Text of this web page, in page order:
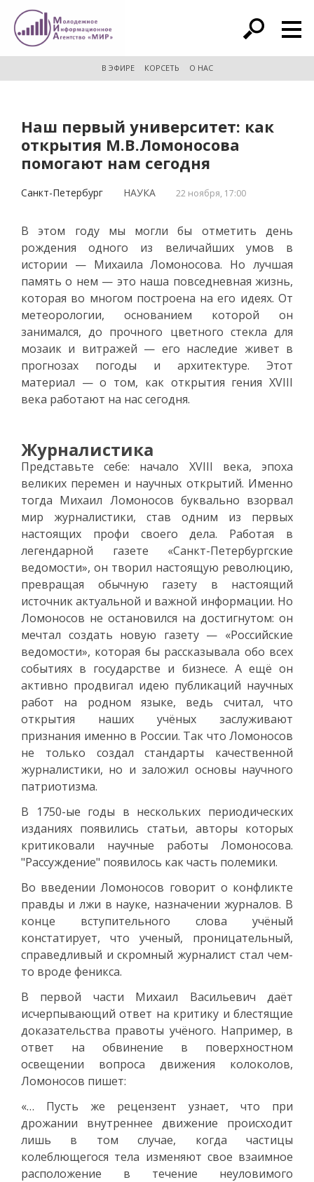
расширенный поиск
В ЭФИРЕ КОРСЕТЬ О НАС
Наш первый университет: как
открытия М.В.Ломоносова
помогают нам сегодня
Санкт-Петербург НАУКА 22 ноября, 17:00
В этом году мы могли бы отметить день
рождения одного из величайших умов в
истории — Михаила Ломоносова. Но лучшая
память о нем — это наша повседневная жизнь,
которая во многом построена на его идеях. От
метеорологии, основанием которой он
занимался, до прочного цветного стекла для
мозаик и витражей — его наследие живет в
прогнозах погоды и архитектуре. Этот
материал — о том, как открытия гения XVIII
века работают на нас сегодня.
Журналистика
Представьте себе: начало XVIII века, эпоха
великих перемен и научных открытий. Именно
тогда Михаил Ломоносов буквально взорвал
мир журналистики, став одним из первых
настоящих профи своего дела. Работая в
легендарной газете «Санкт-Петербургские
ведомости», он творил настоящую революцию,
превращая обычную газету в настоящий
источник актуальной и важной информации. Но
Ломоносов не остановился на достигнутом: он
мечтал создать новую газету — «Российские
ведомости», которая бы рассказывала обо всех
событиях в государстве и бизнесе. А ещё он
активно продвигал идею публикаций научных
работ на родном языке, ведь считал, что
открытия наших учёных заслуживают
признания именно в России. Так что Ломоносов
не только создал стандарты качественной
журналистики, но и заложил основы научного
патриотизма.
В 1750-ые годы в нескольких периодических
изданиях появились статьи, авторы которых
критиковали научные работы Ломоносова.
"Рассуждение" появилось как часть полемики.
Во введении Ломоносов говорит о конфликте
правды и лжи в науке, назначении журналов. В
конце вступительного слова учёный
констатирует, что ученый, проницательный,
справедливый и скромный журналист стал чем-
то вроде феникса.
В первой части Михаил Васильевич даёт
исчерпывающий ответ на критику и блестящие
доказательства правоты учёного. Например, в
ответ на обвинение в поверхностном
освещении вопроса движения колоколов,
Ломоносов пишет:
«… Пусть же рецензент узнает, что при
дрожании внутреннее движение происходит
лишь в том случае, когда частицы
колеблющегося тела изменяют свое взаимное
расположение в течение неуловимого